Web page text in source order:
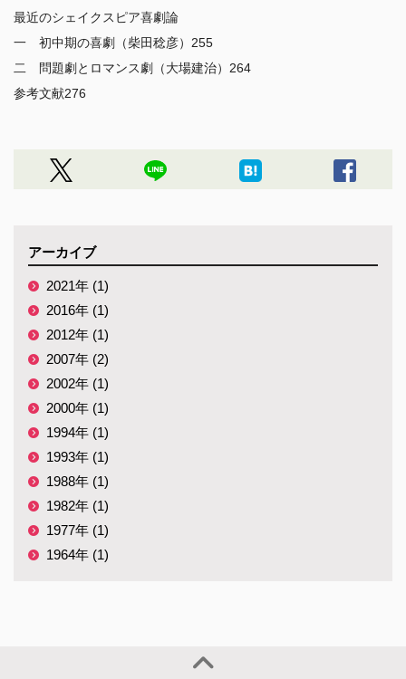
最近のシェイクスピア喜劇論
一　初中期の喜劇（柴田稔彦）255
二　問題劇とロマンス劇（大場建治）264
参考文献276
アーカイブ
2021年 (1)
2016年 (1)
2012年 (1)
2007年 (2)
2002年 (1)
2000年 (1)
1994年 (1)
1993年 (1)
1988年 (1)
1982年 (1)
1977年 (1)
1964年 (1)